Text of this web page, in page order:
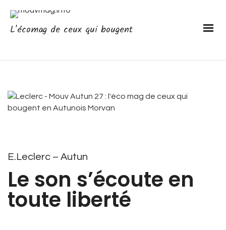
L'écomag de ceux qui bougent
E.Leclerc – Autun
Le son s’écoute en
toute liberté